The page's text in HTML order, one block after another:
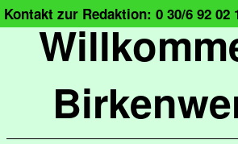
Kontakt zur Redaktion: 0 30/6 92 02